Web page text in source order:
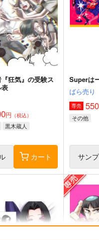
狂気』の受験ス
円 （税込）
黒木蔵人
カート
Superは
ばら売り
専売 550
その他
サン